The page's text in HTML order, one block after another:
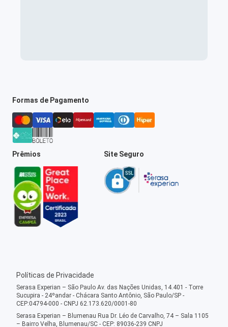
Formas de Pagamento
Prêmios Site Seguro
Políticas de Privacidade
Serasa Experian – São Paulo Av. das Nações Unidas, 14.401 - Torre
Sucupira - 24ºandar - Chácara Santo Antônio, São Paulo/SP -
CEP:04794-000 - CNPJ 62.173.620/0001-80
Serasa Experian – Blumenau Rua Dr. Léo de Carvalho, 74 – Sala 1105
– Bairro Velha, Blumenau/SC - CEP: 89036-239 CNPJ